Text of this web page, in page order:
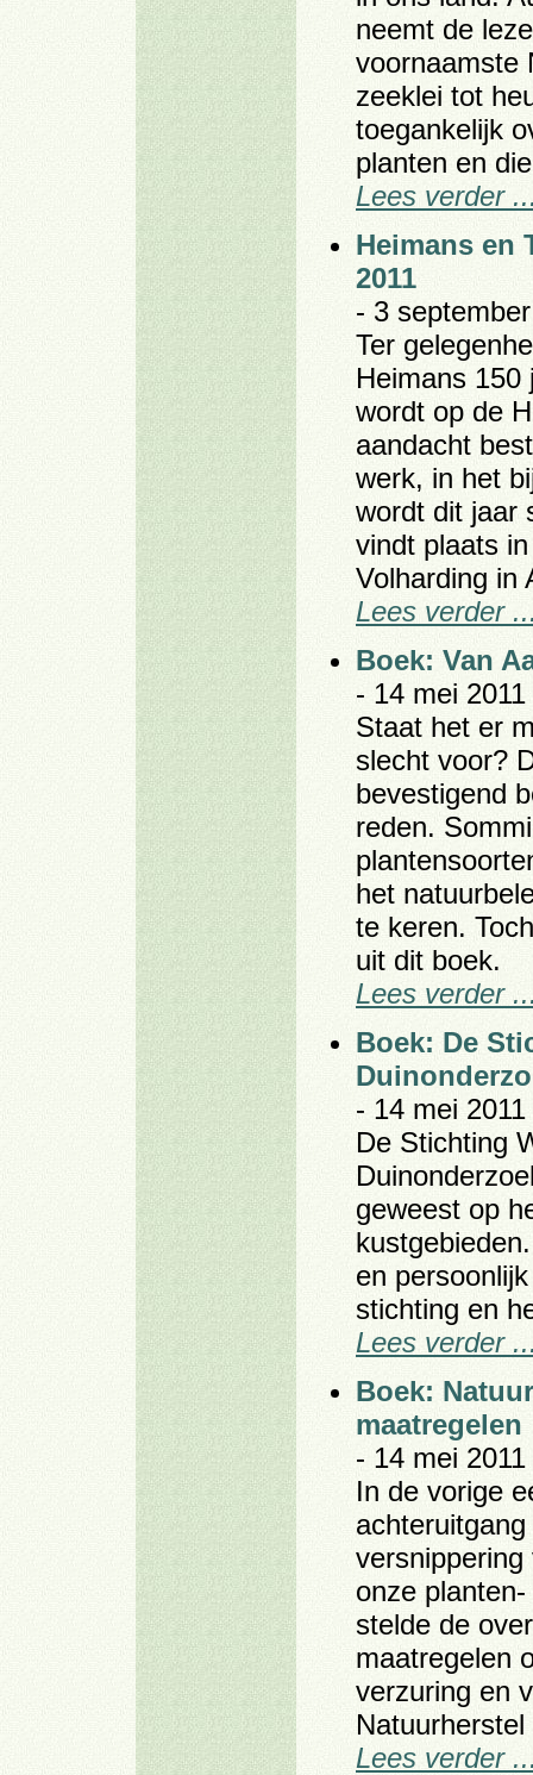
neemt de
voornaamste
zeeklei tot
toegankelijk
planten en
Lees verder
Heimans en
2011
- 3
Ter
Heimans 150
wordt op de
aandacht
werk, in het
wordt dit jaar
vindt plaats
Volharding in
Lees verder
Boek: Van
- 14 mei 2011
Staat het er
slecht voor?
bevestigend
reden.
het
te keren.
uit dit boek.
Lees verder
Boek: De
- 14 mei 2011
De Stichting
geweest op
en
stichting en
Lees verder
Boek:
maatregelen
- 14 mei 2011
In de vorige
onze
stelde de
maatregelen
verzuring en
Lees verder